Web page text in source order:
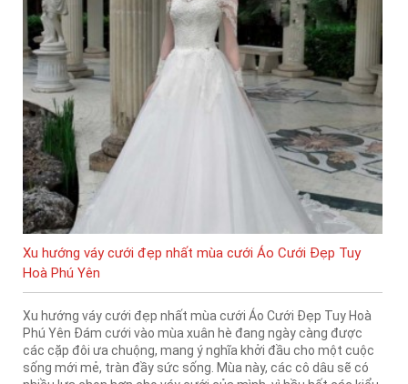
Xu hướng váy cưới đẹp nhất mùa cưới Áo Cưới Đẹp Tuy
Hoà Phú Yên
Xu hướng váy cưới đẹp nhất mùa cưới Áo Cưới Đẹp Tuy Hoà
Phú Yên Đám cưới vào mùa xuân hè đang ngày càng được
các cặp đôi ưa chuộng, mang ý nghĩa khởi đầu cho một cuộc
sống mới mẻ, tràn đầy sức sống. Mùa này, các cô dâu sẽ có